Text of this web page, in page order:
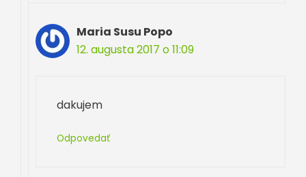
Maria Susu Popo
12. augusta 2017 o 11:09
dakujem
Odpovedať